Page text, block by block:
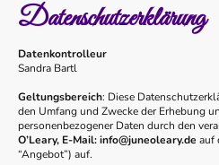
Datenschutzerklärung
Datenkontrolleur
Sandra Bartl
Geltungsbereich: Diese
den Umfang und Zwecke der Erhebung
personenbezogener Daten durch den
O’Leary, E-Mail: info@juneoleary.de auf
“Angebot”) auf.